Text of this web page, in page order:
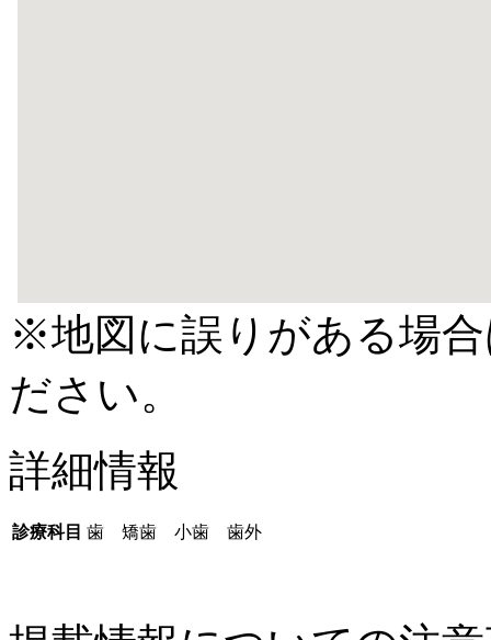
※地図に誤りがある場
ださい。
詳細情報
診療科目 歯 矯歯 小歯 歯外